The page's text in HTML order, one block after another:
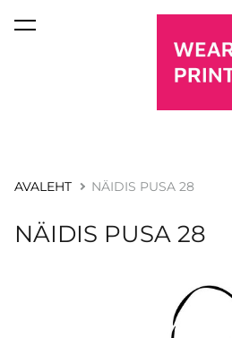
lisati ostukorvi.
AVALEHT NÄIDIS PUSA 28
NÄIDIS PUSA 28